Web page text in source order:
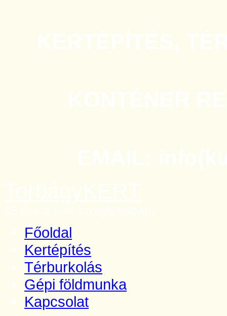
Főoldal
Kertépítés
Térburkolás
Gépi földmunka
Kapcsolat